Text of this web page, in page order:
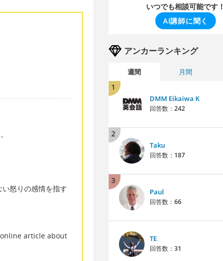
怒りの感情を指す
article about
いつでも相談可能です！
AI講師に聞く
アンカーランキング
週間 月間
1
DMM Eikaiwa K
回答数： 242
2
Taku
回答数： 187
3
Paul
回答数： 66
TE
回答数： 31